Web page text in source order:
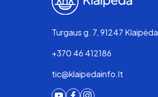
Turgaus g. 7, 91247 Klaipėda
+370 46 412186
tic@klaipedainfo.lt